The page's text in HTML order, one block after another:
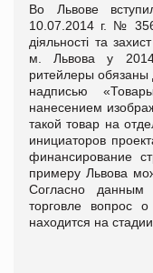
Во Львове
10.07.2014 г. №
діяльності та
м. Львова у
ритейлеры обязаны
надписью
нанесением
такой товар на
инициаторов
финансирование
примеру Львова
Согласно данным
торговле вопрос
находится на